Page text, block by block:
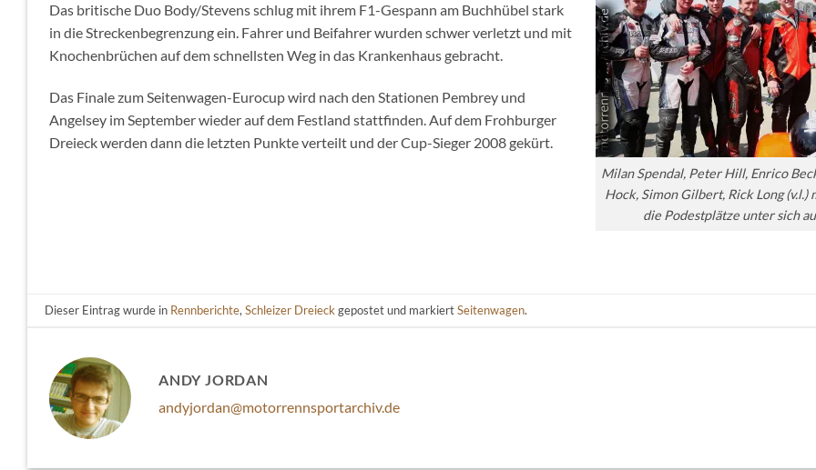
Milan Spendal, Peter Hill, Enrico
Hock, Simon Gilbert, Rick Long (v.l.)
die Podestplätze unter sich
Das britische Duo Body/Stevens schlug mit ihrem F1-Gespann am Buchhübel stark
in die Streckenbegrenzung ein. Fahrer und Beifahrer wurden schwer verletzt und mit
Knochenbrüchen auf dem schnellsten Weg in das Krankenhaus gebracht.
Das Finale zum Seitenwagen-Eurocup wird nach den Stationen Pembrey und
Angelsey im September wieder auf dem Festland stattfinden. Auf dem Frohburger
Dreieck werden dann die letzten Punkte verteilt und der Cup-Sieger 2008 gekürt.
Dieser Eintrag wurde in Rennberichte,Schleizer Dreieckgepostet und markiertSeitenwagen.
ANDY JORDAN
andyjordan@motorrennsportarchiv.de